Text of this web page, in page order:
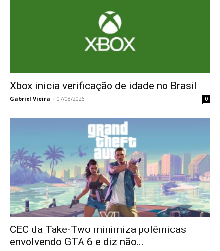
Xbox inicia verificação de idade no Brasil
Gabriel Vieira - 07/08/2026 0
CEO da Take-Two minimiza polêmicas
envolvendo GTA 6 e diz não...